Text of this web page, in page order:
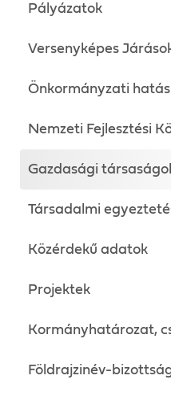
Pályázatok
Versenyképes
Önkormányzati
Nemzeti Fejlesztési
Gazdasági
Társadalmi
Közérdekű adatok
Projektek
Kormányhatározat,
Földrajzinév-